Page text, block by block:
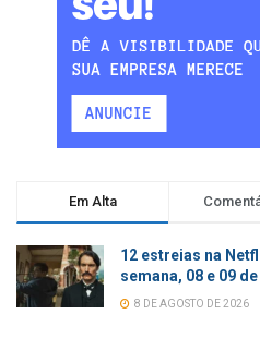
Em Alta
12 estreias na
semana, 08 e 09
8 DE AGOSTO DE 2026